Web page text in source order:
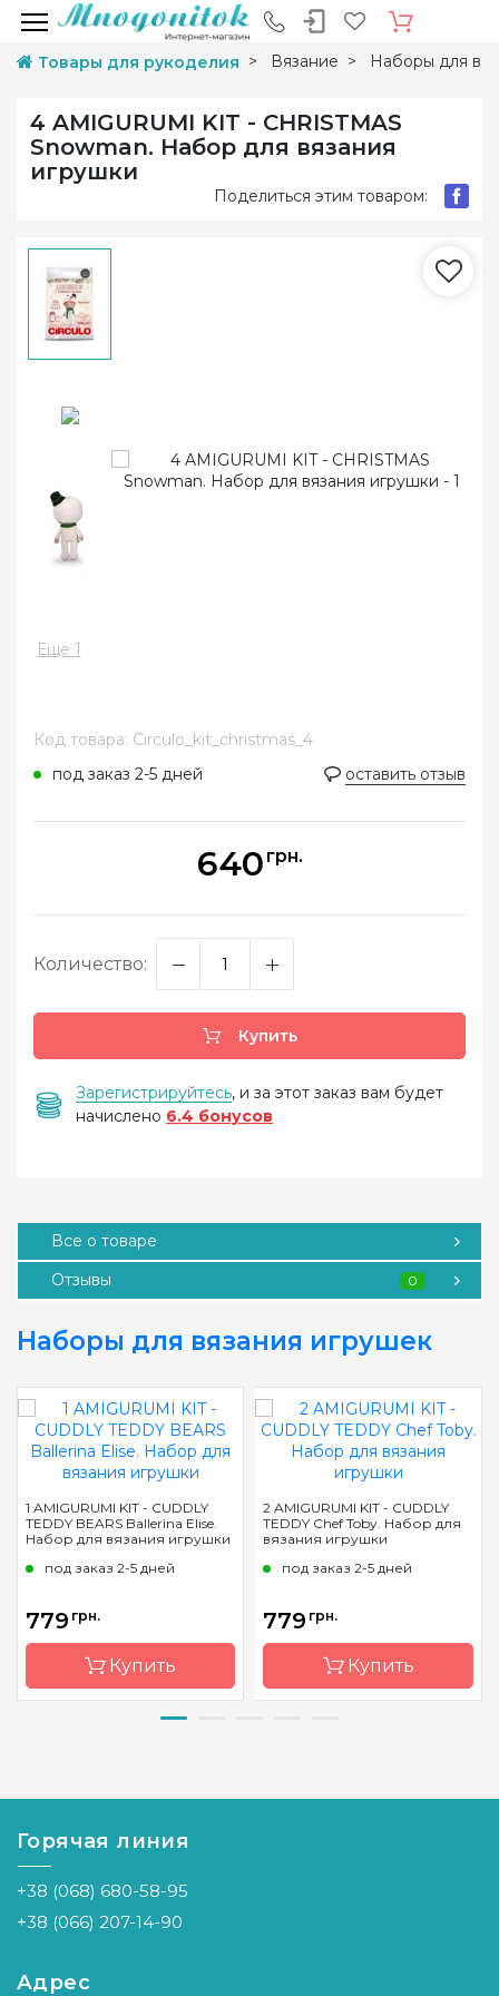
Товары для рукоделия Вязание Наборы для
4 AMIGURUMI KIT - CHRISTMAS
Snowman. Набор для вязания
игрушки
Поделиться этим товаром:
Еще 1
Код товара: Circulo_kit_christmas_4
под заказ 2-5 дней
оставить отзыв
640 грн.
Количество:
Купить
Зарегистрируйтесь, и за этот заказ вам будет
начислено 6.4 бонусов
Все о товаре
Отзывы
0
Наборы для вязания игрушек
1 AMIGURUMI KIT - CUDDLY
TEDDY BEARS Ballerina Elise.
Набор для вязания игрушки
под заказ 2-5 дней
779 грн.
Купить
Страна-
Бразилия
2 AMIGURUMI KIT - CUDDLY
TEDDY Chef Toby. Набор для
вязания игрушки
под заказ 2-5 дней
779 грн.
Купить
Страна-
Бразилия
Горячая линия
+38 (068) 680-58-95
+38 (066) 207-14-90
Адрес